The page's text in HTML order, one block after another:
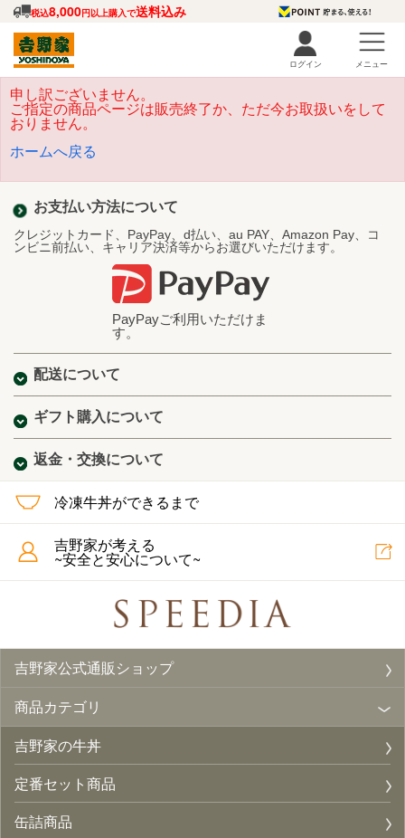
税込8,000円以上購入で送料込み
ログイン メニュー
申し訳ございません。
ご指定の商品ページは販売終了か、ただ今お取扱いをして
おりません。
ホームへ戻る
お支払い方法について
クレジットカード、PayPay、d払い、au PAY、Amazon Pay、コ
ンビニ前払い、キャリア決済等からお選びいただけます。
PayPayご利用いただけま
す。
配送について
ギフト購入について
返金・交換について
冷凍牛丼ができるまで
吉野家が考える
~安全と安心について~
吉野家公式通販ショップ
商品カテゴリ
吉野家の牛丼
定番セット商品
缶詰商品